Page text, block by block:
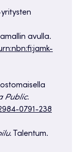
yritysten
avulla.
Public.
0791-238
. Talentum.